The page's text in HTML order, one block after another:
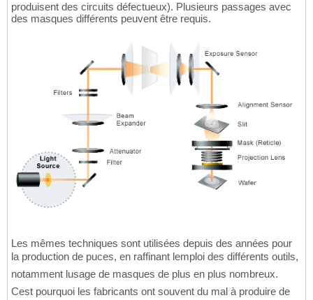
produisent des circuits défectueux). Plusieurs passages avec
des masques différents peuvent être requis.
Les mêmes techniques sont utilisées depuis des années pour
la production de puces, en raffinant lemploi des différents outils,
notamment lusage de masques de plus en plus nombreux.
Cest pourquoi les fabricants ont souvent du mal à produire de